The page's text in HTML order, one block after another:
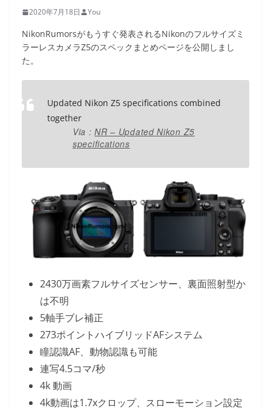
2020年7月18日 You
NikonRumorsがもうすぐ発表されるNikonのフルサイズミ
ラーレスカメラZ5のスペックまとめページを公開しまし
た。
Updated Nikon Z5 specifications combined
together
Via :NR – Updated Nikon Z5
specifications
2430万画素フルサイズセンサー、裏面照射型か
は不明
5軸手ブレ補正
273ポイントハイブリッドAFシステム
瞳認識AF、動物認識も可能
連写4.5コマ/秒
4k 動画
4k動画は1.7xクロップ、スローモーション設定